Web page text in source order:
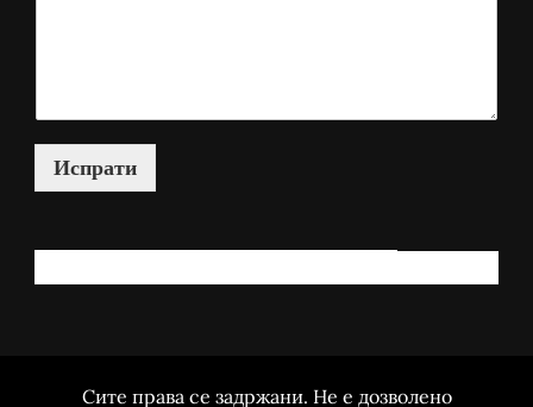
Испрати
Сите права се задржани. Не е дозволено